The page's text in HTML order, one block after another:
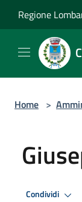
Regione
Home >
Condividi